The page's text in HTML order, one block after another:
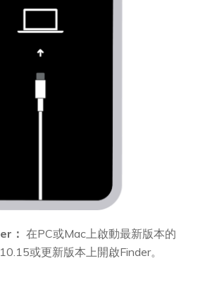
： 在PC或Mac上啟動最新版本的
或更新版本上開啟Finder。